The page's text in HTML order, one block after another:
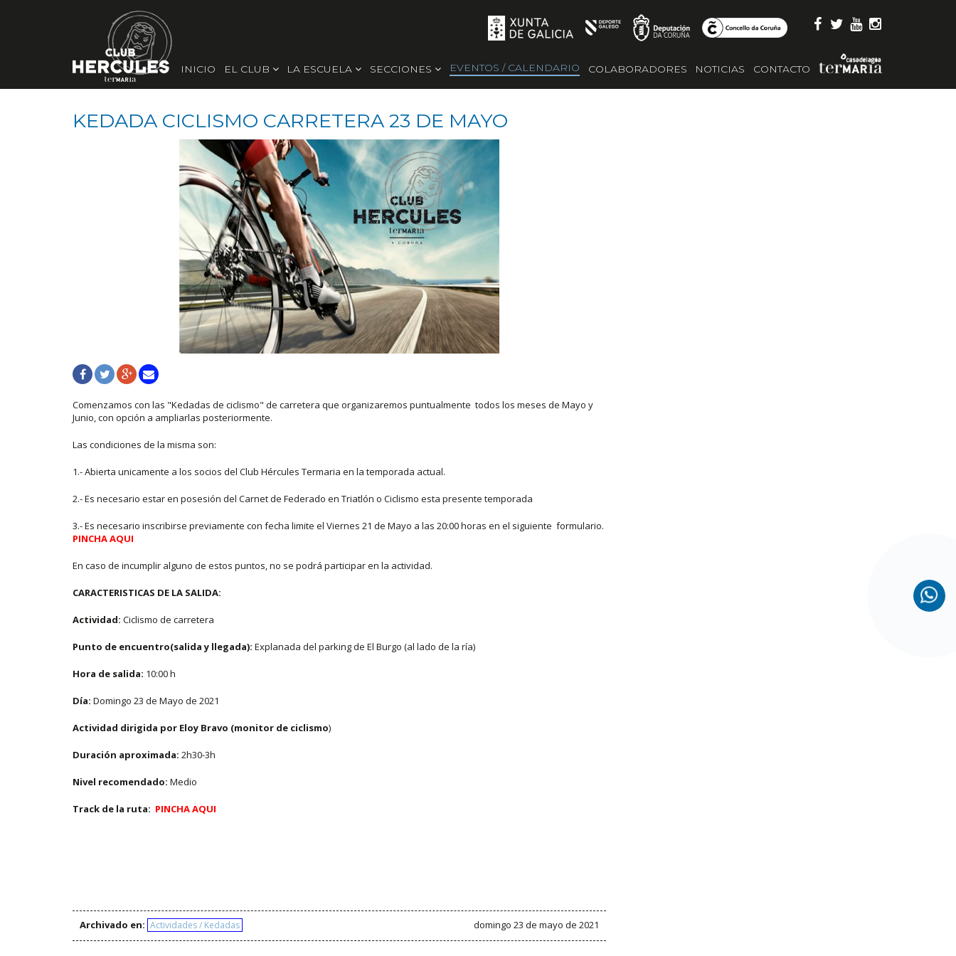
INICIO EL CLUB LA ESCUELA SECCIONES EVENTOS / CALENDARIO COLABORADORES NOTICIAS CONTACTO
KEDADA CICLISMO CARRETERA 23 DE MAYO
Comenzamos con las "Kedadas de ciclismo" de carretera que organizaremos puntualmente todos los meses de Mayo y
Junio, con opción a ampliarlas posteriormente.
Las condiciones de la misma son:
1.- Abierta unicamente a los socios del Club Hércules Termaria en la temporada actual.
2.- Es necesario estar en posesión del Carnet de Federado en Triatlón o Ciclismo esta presente temporada
3.- Es necesario inscribirse previamente con fecha limite el Viernes 21 de Mayo a las 20:00 horas en el siguiente formulario.
PINCHA AQUI
En caso de incumplir alguno de estos puntos, no se podrá participar en la actividad.
CARACTERISTICAS DE LA SALIDA:
Actividad: Ciclismo de carretera
Punto de encuentro(salida y llegada): Explanada del parking de El Burgo (al lado de la ría)
Hora de salida: 10:00 h
Día: Domingo 23 de Mayo de 2021
Actividad dirigida por Eloy Bravo (monitor de ciclismo)
Duración aproximada: 2h30-3h
Nivel recomendado: Medio
Track de la ruta: PINCHA AQUI
Archivado en: Actividades / Kedadas domingo 23 de mayo de 2021